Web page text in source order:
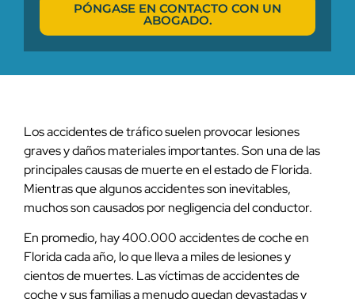
PÓNGASE EN CONTACTO CON UN
ABOGADO.
Los accidentes de tráfico suelen provocar lesiones
graves y daños materiales importantes. Son una de las
principales causas de muerte en el estado de Florida.
Mientras que algunos accidentes son inevitables,
muchos son causados por negligencia del conductor.
En promedio, hay 400.000 accidentes de coche en
Florida cada año, lo que lleva a miles de lesiones y
cientos de muertes. Las víctimas de accidentes de
coche y sus familias a menudo quedan devastadas y